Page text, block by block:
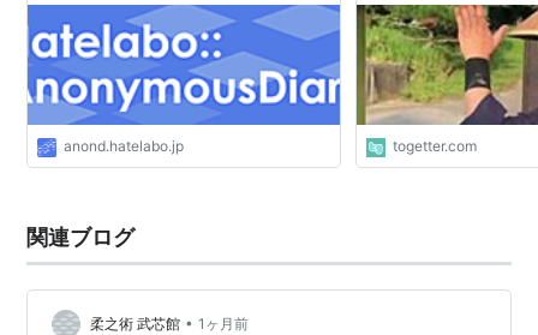
anond.hatelabo.jp togetter.com
関連ブログ
柔之術 武芯館 • 1ヶ月前